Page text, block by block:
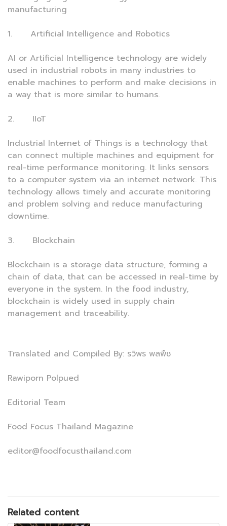
manufacturing
1. Artificial Intelligence and Robotics
AI or Artificial Intelligence technology are widely
used in industrial robots in many industries to
enable machines to perform and make decisions in
a way that is more similar to humans.
2. IIoT
Industrial Internet of Things is a technology that
can connect multiple machines and equipment for
real-time performance monitoring. It links sensors
to a computer system via an internet network. This
technology allows timely and accurate monitoring
and problem solving and reduce manufacturing
downtime.
3. Blockchain
Blockchain is a storage data structure, forming a
chain of data, that can be accessed in real-time by
everyone in the system. In the food industry,
blockchain is widely used in supply chain
management and traceability.
Translated and Compiled By: รวิพร พลพืช
Rawiporn Polpued
Editorial Team
Food Focus Thailand Magazine
editor@foodfocusthailand.com
Related content